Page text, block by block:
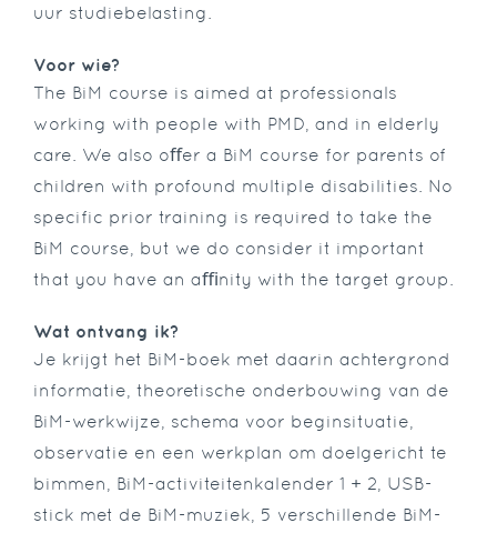
uur studiebelasting.
Voor wie?
The BiM course is aimed at professionals
working with people with PMD, and in elderly
care. We also oﬀer a BiM course for parents of
children with profound multiple disabilities. No
specific prior training is required to take the
BiM course, but we do consider it important
that you have an aﬃnity with the target group.
Wat ontvang ik?
Je krijgt het BiM-boek met daarin achtergrond
informatie, theoretische onderbouwing van de
BiM-werkwijze, schema voor beginsituatie,
observatie en een werkplan om doelgericht te
bimmen, BiM-activiteitenkalender 1 + 2, USB-
stick met de BiM-muziek, 5 verschillende BiM-